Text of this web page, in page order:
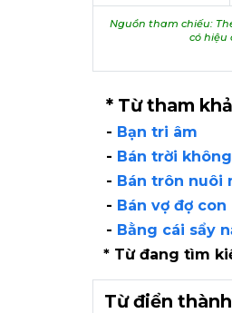
Nguồn tham chiếu:
có hiệu
* Từ tham
- Bạn tri âm
- Bán trời
- Bán trôn nuôi
- Bán vợ đợ con
- Bằng cái sẩy
* Từ đang tìm
Từ điển